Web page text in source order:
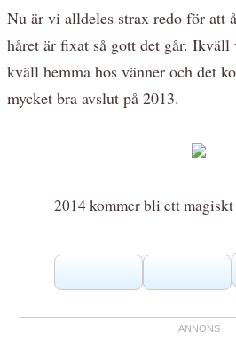
Nu är vi alldeles strax redo för att
håret är fixat så gott det går.
kväll hemma hos vänner och det
mycket bra avslut på 2013.
2014 kommer bli ett